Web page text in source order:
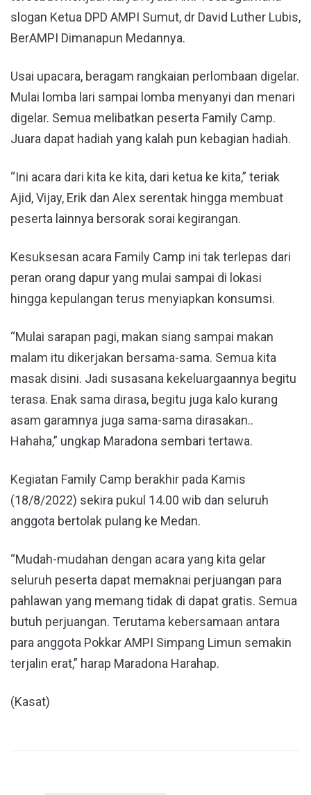
slogan Ketua DPD AMPI Sumut, dr David Luther Lubis,
BerAMPI Dimanapun Medannya.
Usai upacara, beragam rangkaian perlombaan digelar.
Mulai lomba lari sampai lomba menyanyi dan menari
digelar. Semua melibatkan peserta Family Camp.
Juara dapat hadiah yang kalah pun kebagian hadiah.
“Ini acara dari kita ke kita, dari ketua ke kita,” teriak
Ajid, Vijay, Erik dan Alex serentak hingga membuat
peserta lainnya bersorak sorai kegirangan.
Kesuksesan acara Family Camp ini tak terlepas dari
peran orang dapur yang mulai sampai di lokasi
hingga kepulangan terus menyiapkan konsumsi.
“Mulai sarapan pagi, makan siang sampai makan
malam itu dikerjakan bersama-sama. Semua kita
masak disini. Jadi susasana kekeluargaannya begitu
terasa. Enak sama dirasa, begitu juga kalo kurang
asam garamnya juga sama-sama dirasakan..
Hahaha,” ungkap Maradona sembari tertawa.
Kegiatan Family Camp berakhir pada Kamis
(18/8/2022) sekira pukul 14.00 wib dan seluruh
anggota bertolak pulang ke Medan.
“Mudah-mudahan dengan acara yang kita gelar
seluruh peserta dapat memaknai perjuangan para
pahlawan yang memang tidak di dapat gratis. Semua
butuh perjuangan. Terutama kebersamaan antara
para anggota Pokkar AMPI Simpang Limun semakin
terjalin erat,” harap Maradona Harahap.
(Kasat)